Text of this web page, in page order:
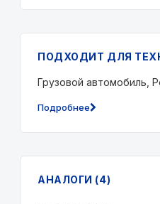
ПОДХОДИТ ДЛЯ
Грузовой автомобиль,
Подробнее
АНАЛОГИ (4)